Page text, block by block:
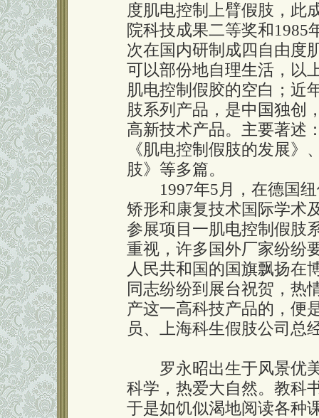
度肌电控制上臂假肢，此
院科技成果二等奖和1985
次在国内研制成四自由度
可以部份地自理生活，以
肌电控制假胶的空白；近
肢系列产品，是中国独创
高新技术产品。主要著述
《肌电控制假肢的发展
肢》等多篇。
1997年5月，在德国纽
矫形和康复技术国际学术
参展项目一肌电控制假肢
重视，许多国外厂家纷纷
人民共和国的国旗飘扬在
同志纷纷到展台祝贺，热
产这一高科技产品的，便
员、上海科生假肢公司总
罗永昭出生于风景优美
科学，热爱大自然。教科
于是如饥似渴地阅读各种